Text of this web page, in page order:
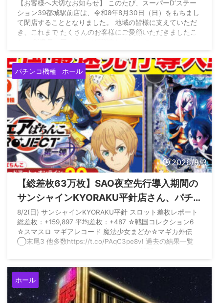
なるとの情報も
【お客様へ大切なお知らせ】 このたび、スーパーD’ステー
ション39都城駅前店は、令和8年8月30日（日）をもちまし
て閉店することとなりました。 地域の皆様に支えていただ
き、これまで たくさんのお客様にご愛顧いただきましたこ
(@tenchou_bb) August 3, 2026
パチンコ機種 ホール
2026/8/3
【総差枚63万枚】SAO夜空先行導入期間の
サンシャインKYORAKU平針店さん、パチ
スロも大盤振る舞いだった模様
8/2(日) サンシャインKYORAKU平針 スロット差枚レポート
総差枚：+159,897 平均差枚：+487 ☆戦国コレクション6
☆スマスロ マギアレコード 魔法少女まどか☆マギカ外伝
◯末尾3 他多数https://t.co/PAqC3pe8vI 過去の結果一覧
ホール